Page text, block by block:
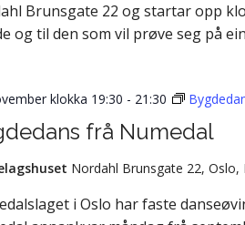
Brunsgate 22 og startar opp
og til den som vil prøve seg på
frå Numedal
klokka 19:30 - 21:30
Nordahl Brunsgate 22, Oslo,
i Oslo har faste